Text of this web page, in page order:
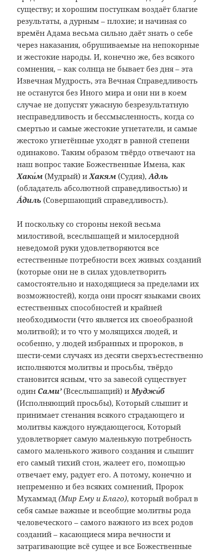
существу; и хорошим поступкам воздаёт благие
результаты, а дурным – плохие; и начиная со
времён Адама весьма сильно даёт знать о себе
через наказания, обрушиваемые на непокорные
и жестокие народы. И, конечно же, без всякого
сомнения, – как солнца не бывает без дня – эта
Извечная Мудрость, эта Вечная Справедливость
не останутся без Иного мира и они ни в коем
случае не допустят ужасную безрезультатную
несправедливость и бессмысленность, когда со
смертью и самые жестокие угнетатели, и самые
жестоко угнетённые уходят в равной степени
одинаково. Таким образом твёрдо отвечают на
наш вопрос такие Божественные Имена, как
Хаки́м (Мудрый) иХакям (Судия),Адль
(обладатель абсолютной справедливостью) и
Áдиль (Совершающий справедливость).
И поскольку со стороны некой весьма
милостивой, всеслышащей и милосердной
неведомой руки удовлетворяются все
естественные потребности всех живых созданий
(которые они не в силах удовлетворить
самостоятельно и находящиеся за пределами их
возможностей), когда они просят языками своих
естественных способностей и крайней
необходимости (что является их своеобразной
молитвой); и то что у молящихся людей, и
особенно, у людей избранных и пророков, в
шести-семи случаях из десяти сверхъестественно
исполняются молитвы и просьбы, твёрдо
становится ясным, что за завесой существует
один Сами’(Всеслышащий) иМуджи́б
(Исполняющий просьбы), Который слышит и
принимает стенания всякого страдающего и
молитвы каждого нуждающегося, Который
удовлетворяет самую маленькую потребность
самого маленького живого создания и слышит
его самый тихий стон, жалеет его, помощью
отвечает ему, радует его. А потому, конечно и
непременно и без всяких сомнений, Пророк
Мухаммад(Мир Ему и Благо), который вобрал в
себя самые важные и всеобщие молитвы рода
человеческого – самого важного из всех родов
созданий – касающиеся мира вечности и
затрагивающие всё сущее и все Божественные